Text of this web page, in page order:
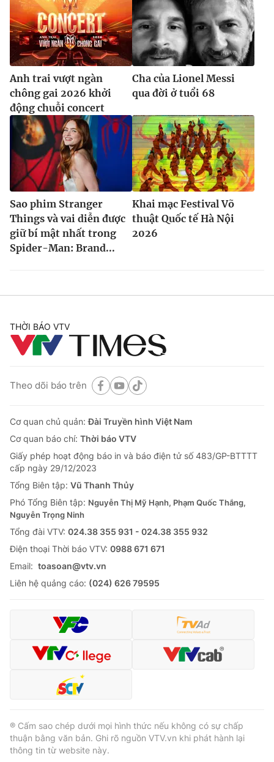
Anh trai vượt ngàn
chông gai 2026 khởi
động chuỗi concert
Cha của Lionel Messi
qua đời ở tuổi 68
Sao phim Stranger
Things và vai diễn được
giữ bí mật nhất trong
Spider-Man: Brand...
Khai mạc Festival Võ
thuật Quốc tế Hà Nội
2026
THỜI BÁO VTV
Theo dõi báo trên
Cơ quan chủ quản:Đài Truyền hình Việt Nam
Cơ quan báo chí: Thời báo VTV
Giấy phép hoạt động báo in và báo điện tử số 483/GP-BTTTT
cấp ngày 29/12/2023
Tổng Biên tập: Vũ Thanh Thủy
Phó Tổng Biên tập: Nguyễn Thị Mỹ Hạnh, Phạm Quốc Thắng,
Nguyễn Trọng Ninh
Tổng đài VTV: 024.38 355 931 - 024.38 355 932
Ðiện thoại Thời báo VTV: 0988 671 671
Email: toasoan@vtv.vn
Liên hệ quảng cáo: (024) 626 79595
® Cấm sao chép dưới mọi hình thức nếu không có sự chấp
thuận bằng văn bản. Ghi rõ nguồn VTV.vn khi phát hành lại
thông tin từ website này.